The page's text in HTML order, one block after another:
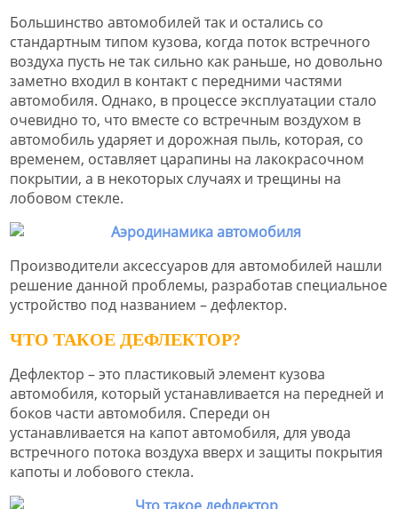
Большинство автомобилей так и остались со
стандартным типом кузова, когда поток встречного
воздуха пусть не так сильно как раньше, но довольно
заметно входил в контакт с передними частями
автомобиля. Однако, в процессе эксплуатации стало
очевидно то, что вместе со встречным воздухом в
автомобиль ударяет и дорожная пыль, которая, со
временем, оставляет царапины на лакокрасочном
покрытии, а в некоторых случаях и трещины на
лобовом стекле.
Производители аксессуаров для автомобилей нашли
решение данной проблемы, разработав специальное
устройство под названием – дефлектор.
ЧТО ТАКОЕ ДЕФЛЕКТОР?
Дефлектор – это пластиковый элемент кузова
автомобиля, который устанавливается на передней и
боков части автомобиля. Спереди он
устанавливается на капот автомобиля, для увода
встречного потока воздуха вверх и защиты покрытия
капоты и лобового стекла.